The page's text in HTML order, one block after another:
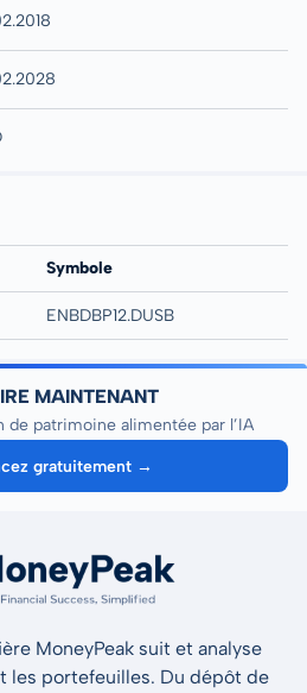
Symbole
ENBDBP12.DUSB
MAINTENANT
de patrimoine alimentée par l’IA
gratuitement →
MoneyPeak suit et analyse
les portefeuilles. Du dépôt de